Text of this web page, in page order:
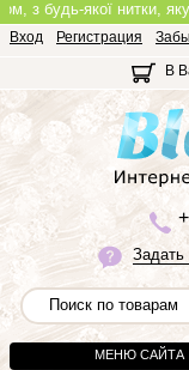
якої нитки, яку Ви
Вход Регистрация
В
Задать
МЕНЮ САЙТА